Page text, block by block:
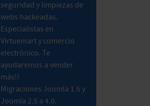
seguridad y limpiezas de
webs hackeadas.
Especialistas en
Virtuemart y comercio
electrónico. Te
ayudaremos a vender
más!!
Migraciones Joomla 1.5 y
Joomla 2.5 a 4.0.